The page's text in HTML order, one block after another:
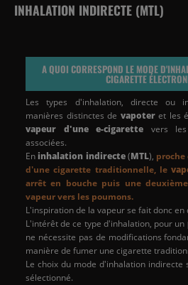
INHALATION INDIRECTE (MTL)
A QUOI CORRESPOND LE MODE
CIGARETTE
Les types d'inhalation, directe ou
manières distinctes de vapoteret les
vapeur d'une e-cigarette vers
associées.
En inhalation indirecte(MTL),
d'une cigarette traditionnelle, le
arrêt en bouche puis une
vapeur vers les poumons.
L'inspiration de la vapeur se fait donc en
L'intérêt de ce type d'inhalation, pour un
ne nécessite pas de modifications
manière de fumer une cigarette
Le choix du mode d'inhalation
sélectionné.